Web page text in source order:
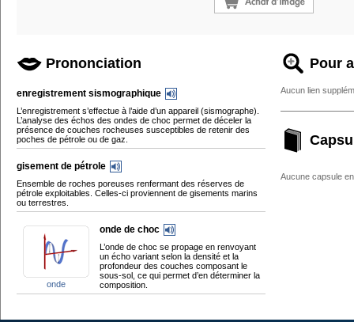
Prononciation
enregistrement sismographique
L’enregistrement s’effectue à l’aide d’un appareil (sismographe).
L’analyse des échos des ondes de choc permet de déceler la
présence de couches rocheuses susceptibles de retenir des
poches de pétrole ou de gaz.
gisement de pétrole
Ensemble de roches poreuses renfermant des réserves de
pétrole exploitables. Celles-ci proviennent de gisements marins
ou terrestres.
onde
onde de choc
L’onde de choc se propage en renvoyant
un écho variant selon la densité et la
profondeur des couches composant le
sous-sol, ce qui permet d’en déterminer la
composition.
Pour
Aucun lien
Aucune capsule